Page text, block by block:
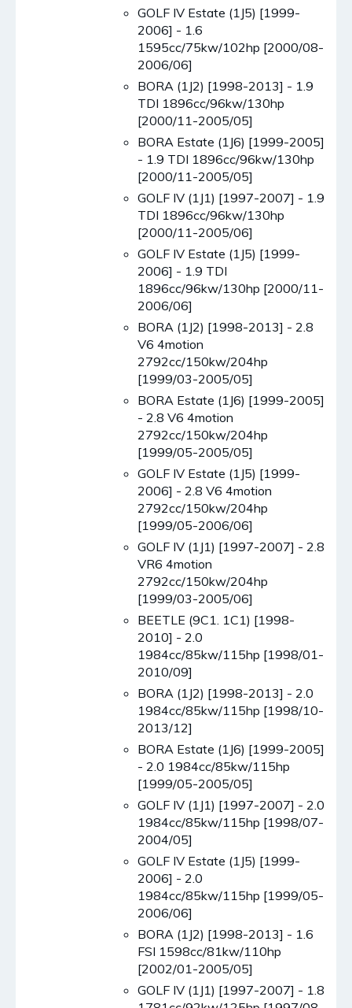
GOLF IV Estate (1J5) [1999-
2006] - 1.6
1595cc/75kw/102hp [2000/08-
2006/06]
BORA (1J2) [1998-2013] - 1.9
TDI 1896cc/96kw/130hp
[2000/11-2005/05]
BORA Estate (1J6) [1999-2005]
- 1.9 TDI 1896cc/96kw/130hp
[2000/11-2005/05]
GOLF IV (1J1) [1997-2007] - 1.9
TDI 1896cc/96kw/130hp
[2000/11-2005/06]
GOLF IV Estate (1J5) [1999-
2006] - 1.9 TDI
1896cc/96kw/130hp [2000/11-
2006/06]
BORA (1J2) [1998-2013] - 2.8
V6 4motion
2792cc/150kw/204hp
[1999/03-2005/05]
BORA Estate (1J6) [1999-2005]
- 2.8 V6 4motion
2792cc/150kw/204hp
[1999/05-2005/05]
GOLF IV Estate (1J5) [1999-
2006] - 2.8 V6 4motion
2792cc/150kw/204hp
[1999/05-2006/06]
GOLF IV (1J1) [1997-2007] - 2.8
VR6 4motion
2792cc/150kw/204hp
[1999/03-2005/06]
BEETLE (9C1. 1C1) [1998-
2010] - 2.0
1984cc/85kw/115hp [1998/01-
2010/09]
BORA (1J2) [1998-2013] - 2.0
1984cc/85kw/115hp [1998/10-
2013/12]
BORA Estate (1J6) [1999-2005]
- 2.0 1984cc/85kw/115hp
[1999/05-2005/05]
GOLF IV (1J1) [1997-2007] - 2.0
1984cc/85kw/115hp [1998/07-
2004/05]
GOLF IV Estate (1J5) [1999-
2006] - 2.0
1984cc/85kw/115hp [1999/05-
2006/06]
BORA (1J2) [1998-2013] - 1.6
FSI 1598cc/81kw/110hp
[2002/01-2005/05]
GOLF IV (1J1) [1997-2007] - 1.8